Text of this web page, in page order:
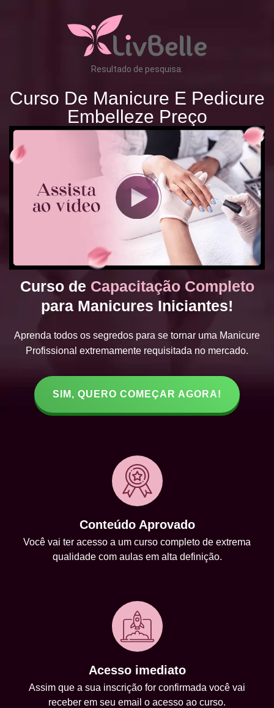
Resultado de pesquisa:
Curso De Manicure E Pedicure
Embelleze Preço
Curso de Capacitação Completo
para Manicures Iniciantes!
Aprenda todos os segredos para se tornar uma Manicure
Profissional extremamente requisitada no mercado.
SIM, QUERO COMEÇAR AGORA!
Conteúdo Aprovado
Você vai ter acesso a um curso completo de extrema
qualidade com aulas em alta definição.
Acesso imediato
Assim que a sua inscrição for confirmada você vai
receber em seu email o acesso ao curso.